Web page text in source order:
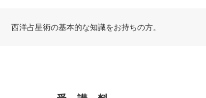
西洋占星術の基本的な知識をお持ちの方。